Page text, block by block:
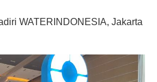
WATERINDONESIA, Jakarta